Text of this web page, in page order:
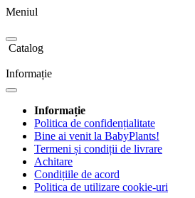
Meniul
Catalog
Informație
Informație
Politica de confidențialitate
Bine ai venit la BabyPlants!
Termeni și condiții de livrare
Achitare
Condițiile de acord
Politica de utilizare cookie-uri